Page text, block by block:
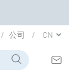
公司 CN